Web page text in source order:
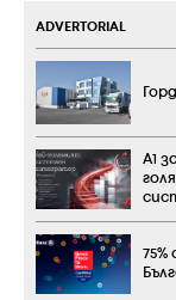
ADVERTORIAL
А1